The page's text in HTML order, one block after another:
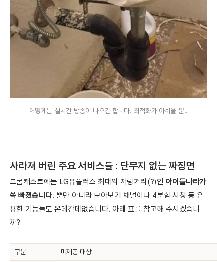
어떻게든 실시간 방송이 나오긴 합니다. 최적화가 아쉬울 뿐..
사라져 버린 주요 서비스들 : 단무지 없는 짜장면
크롬캐스트에는 LG유플러스 최대의 자랑거리(?)인 아이들나라가
쏙 빠졌습니다. 뿐만 아니라 모아보기 채널이나 4분할 시청 등 유
용한 기능들도 온데간데없습니다. 아래 표를 참고해 주시겠습니
까?
구분 미제공 대상